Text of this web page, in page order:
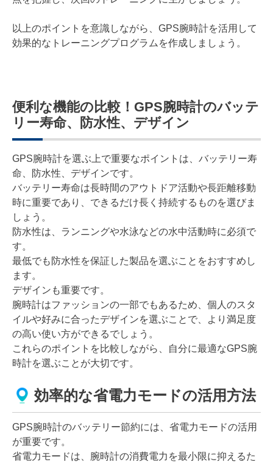
以上のポイントを意識しながら、GPS腕時計を活用して
効果的なトレーニングプログラムを作成しましょう。
便利な機能の比較！GPS腕時計のバッテ
リー寿命、防水性、デザイン
GPS腕時計を選ぶ上で重要なポイントは、バッテリー寿
命、防水性、デザインです。
バッテリー寿命は長時間のアウトドア活動や長距離移動
時に重要であり、できるだけ長く持続するものを選びま
しょう。
防水性は、ランニングや水泳などの水中活動時に必須で
す。
最低でも防水性を保証した製品を選ぶことをおすすめし
ます。
デザインも重要です。
腕時計はファッションの一部でもあるため、個人のスタ
イルや好みに合ったデザインを選ぶことで、より満足度
の高い使い方ができるでしょう。
これらのポイントを比較しながら、自分に最適なGPS腕
時計を選ぶことが大切です。
効率的な省電力モードの活用方法
GPS腕時計のバッテリー節約には、省電力モードの活用
が重要です。
省電力モードは、腕時計の消費電力を最小限に抑えるた